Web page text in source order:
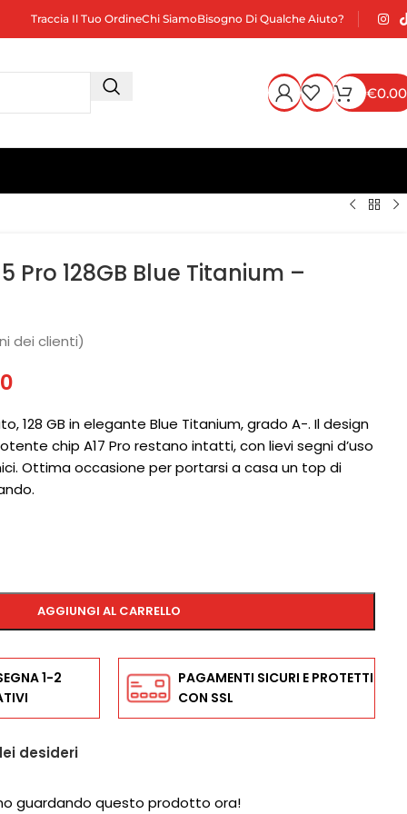
Traccia Il Tuo OrdineChi SiamoBisogno Di Qualche Aiuto?
€0.00
Pro 128GB Blue Titanium –
dei clienti)
128 GB in elegante Blue Titanium, grado A-. Il design
chip A17 Pro restano intatti, con lievi segni d’uso
Ottima occasione per portarsi a casa un top di
AGGIUNGI AL CARRELLO
1-2
PAGAMENTI SICURI E PROTETTI
CON SSL
desideri
guardando questo prodotto ora!